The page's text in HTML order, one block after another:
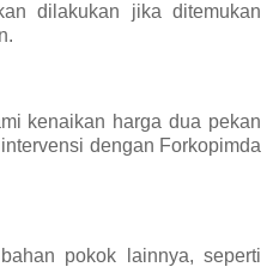
dilakukan jika ditemukan
kenaikan harga dua pekan
dengan Forkopimda
pokok lainnya, seperti